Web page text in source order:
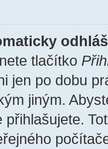
tlačítko
jen po dobu
jiným.
přihlašujete.